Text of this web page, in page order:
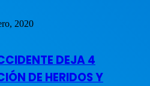
2020
DEJA 4
DE HERIDOS Y